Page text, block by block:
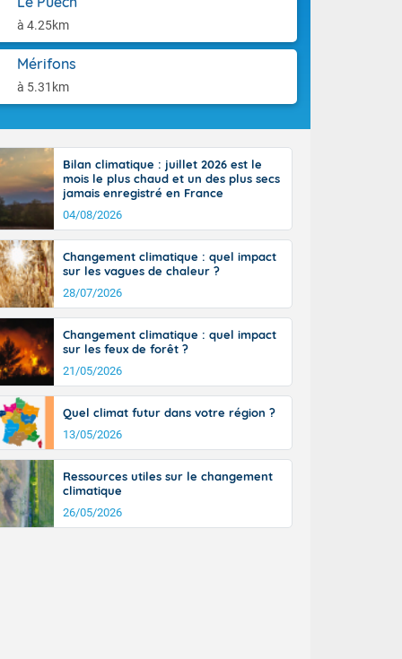
à 4.25km
Mérifons
à 5.31km
le Poitou-
8 à 13
26 sur le
le sud-
Bilan climatique : juillet 2026 est le
mois le plus chaud et un des plus secs
jamais enregistré en France
04/08/2026
Changement climatique : quel impact
sur les vagues de chaleur ?
28/07/2026
Changement climatique : quel impact
sur les feux de forêt ?
21/05/2026
Quel climat futur dans votre région ?
13/05/2026
Ressources utiles sur le changement
climatique
26/05/2026